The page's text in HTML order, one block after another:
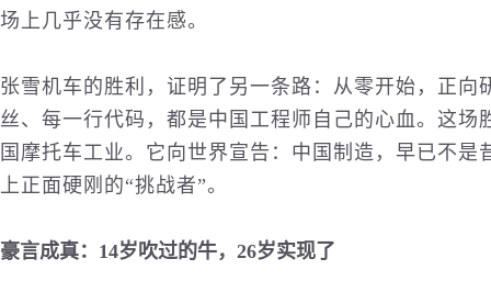
场上几乎没有存在感。
张雪机车的胜利，证明了另一条路：从零开始，正
丝、每一行代码，都是中国工程师自己的心血。这
国摩托车工业。它向世界宣告：中国制造，早已不
上正面硬刚的“挑战者”。
豪言成真：14岁吹过的牛，26岁实现了